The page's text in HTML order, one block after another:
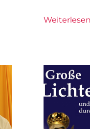
Weiterlesen